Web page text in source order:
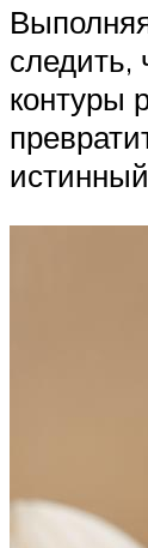
следить,
контуры